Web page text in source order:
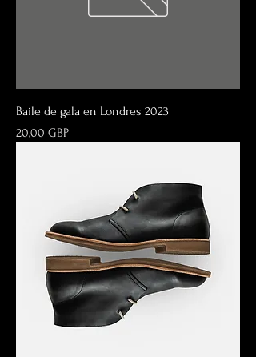
Baile de gala en Londres 2023
Precio
20,00 GBP